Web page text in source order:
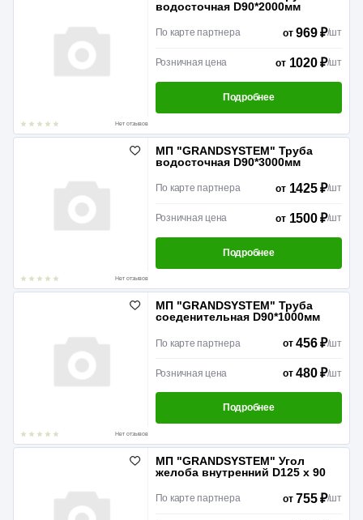
Нет отзывов
водосточная D90*2000мм
По карте партнера от969 ₽/шт
Розничная цена от1020 ₽/шт
Подробнее
Нет отзывов
МП "GRANDSYSTEM" Труба
водосточная D90*3000мм
По карте партнера от1425 ₽/шт
Розничная цена от1500 ₽/шт
Подробнее
Нет отзывов
МП "GRANDSYSTEM" Труба
соеденительная D90*1000мм
По карте партнера от456 ₽/шт
Розничная цена от480 ₽/шт
Подробнее
МП "GRANDSYSTEM" Угол
желоба внутренний D125 x 90
По карте партнера от755 ₽/шт